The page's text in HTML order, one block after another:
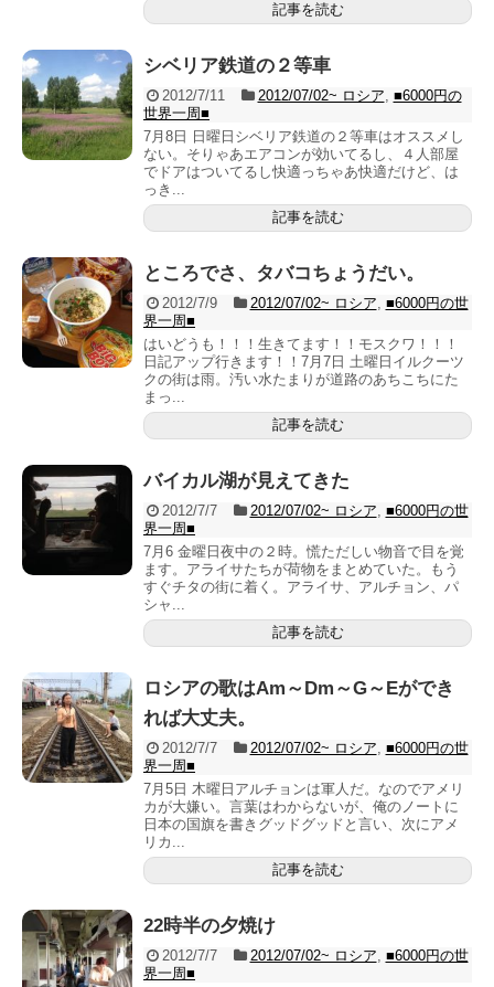
記事を読む
シベリア鉄道の２等車
2012/7/11 2012/07/02~ ロシア, ■6000円の
世界一周■
7月8日 日曜日シベリア鉄道の２等車はオススメし
ない。そりゃあエアコンが効いてるし、４人部屋
でドアはついてるし快適っちゃあ快適だけど、は
っき...
記事を読む
ところでさ、タバコちょうだい。
2012/7/9 2012/07/02~ ロシア, ■6000円の世
界一周■
はいどうも！！！生きてます！！モスクワ！！！
日記アップ行きます！！7月7日 土曜日イルクーツ
クの街は雨。汚い水たまりが道路のあちこちにた
まっ...
記事を読む
バイカル湖が見えてきた
2012/7/7 2012/07/02~ ロシア, ■6000円の世
界一周■
7月6 金曜日夜中の２時。慌ただしい物音で目を覚
ます。アライサたちが荷物をまとめていた。もう
すぐチタの街に着く。アライサ、アルチョン、パ
シャ...
記事を読む
ロシアの歌はAm～Dm～G～Eができ
れば大丈夫。
2012/7/7 2012/07/02~ ロシア, ■6000円の世
界一周■
7月5日 木曜日アルチョンは軍人だ。なのでアメリ
カが大嫌い。言葉はわからないが、俺のノートに
日本の国旗を書きグッドグッドと言い、次にアメ
リカ...
記事を読む
22時半の夕焼け
2012/7/7 2012/07/02~ ロシア, ■6000円の世
界一周■